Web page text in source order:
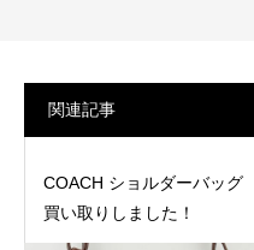
関連記事
COACH ショルダーバッグ
買い取りしました！